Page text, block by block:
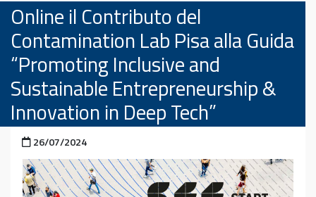
Online il Contributo del
Contamination Lab Pisa alla Guida
“Promoting Inclusive and
Sustainable Entrepreneurship &
Innovation in Deep Tech”
Pubblicato il
26/07/2024